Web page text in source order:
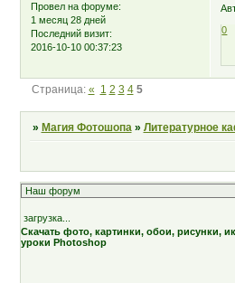
Провел на форуме:
1 месяц 28 дней
Последний визит:
2016-10-10 00:37:23
0
Страница: « 1 2 3 4 5
» Магия Фотошопа » Литературное
загрузка...
Скачать фото, картинки, обои, рисунки,
уроки Photoshop